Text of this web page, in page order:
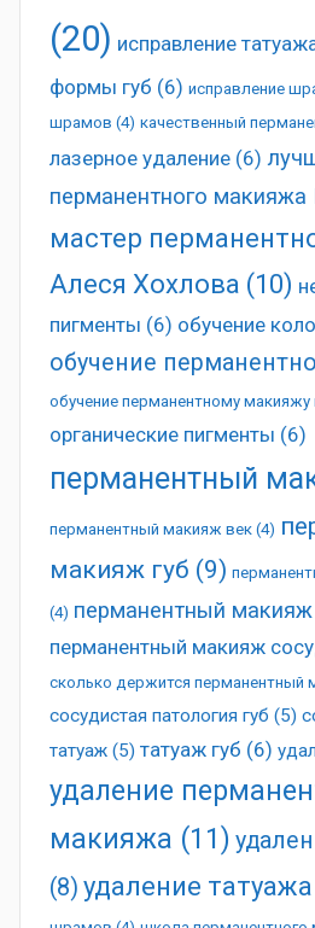
(20) исправление
формы губ (6) исправление
шрамов (4) качественный
лазерное удаление (6)
перманентного
мастер
Алеся Хохлова (10)
пигменты (6) обучение
обучение
обучение перманентному макияжу
органические пигменты (6)
перманентный
перманентный макияж век (4)
макияж губ (9)
(4) перманентный
перманентный макияж
сколько держится перманентный
сосудистая патология губ (5)
татуаж (5) татуаж губ (6)
удаление
макияжа (11)
(8) удаление татуажа